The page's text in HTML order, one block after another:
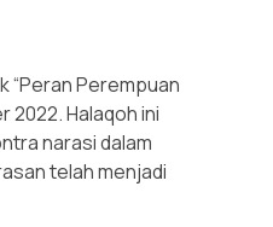
“Peran Perempuan
2022. Halaqoh ini
narasi dalam
telah menjadi